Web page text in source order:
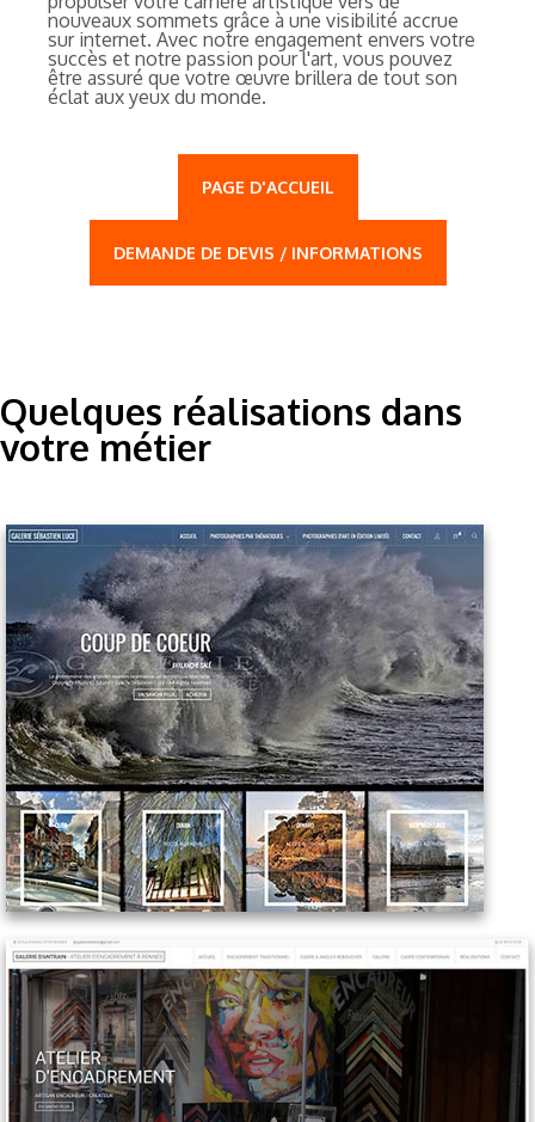
nouveaux sommets grâce à une visibilité accrue
sur internet. Avec notre engagement envers votre
succès et notre passion pour l'art, vous pouvez
être assuré que votre œuvre brillera de tout son
éclat aux yeux du monde.
PAGE D'ACCUEIL
DEMANDE DE DEVIS / INFORMATIONS
Quelques réalisations dans
votre métier